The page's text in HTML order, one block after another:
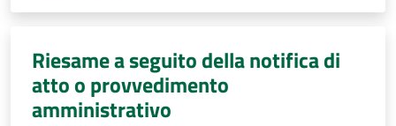
Riesame a seguito della notifica di
atto o provvedimento
amministrativo